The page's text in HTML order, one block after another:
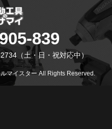
839
（土・日・祝対応中）
マイスター All Rights Reserved.